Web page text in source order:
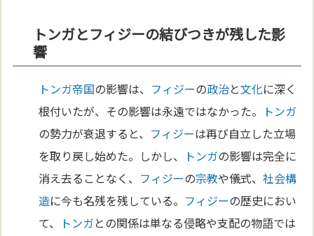
トンガとフィジーの結びつきが残した影
響
トンガ帝国の影響は、 フィジーの政治と文化に深く
根付いたが、その影響は永遠ではなかった。
トンガ
の勢力が衰退すると、 フィジーは再び自立した立場
を取り戻し始めた。しかし、
トンガの影響は完全に
消え去ることなく、 フィジーの宗教や儀式、社会構
造に今も名残を残している。 フィジーの歴史におい
て、
トンガとの関係は単なる侵略や支配の物語では